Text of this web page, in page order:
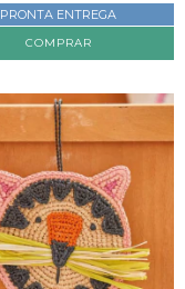
PRONTA ENTREGA